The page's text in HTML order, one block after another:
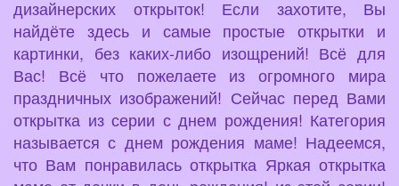
дизайнерских открыток! Если захотите, Вы
найдёте здесь и самые простые открытки и
картинки, без каких-либо изощрений! Всё для
Вас! Всё что пожелаете из огромного мира
праздничных изображений! Сейчас перед Вами
открытка из серии с днем рождения! Категория
называется с днем рождения маме! Надеемся,
что Вам понравилась открытка Яркая открытка